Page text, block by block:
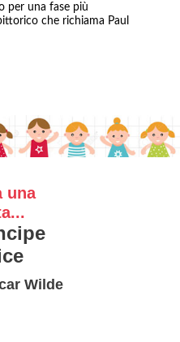
per una fase più
che richiama Paul
una
Wilde